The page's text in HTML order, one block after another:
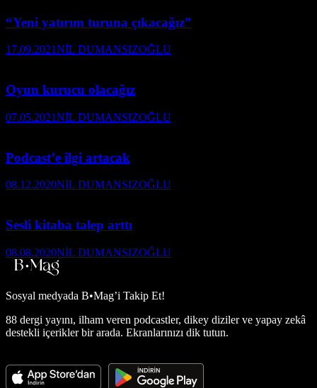
“Yeni yatırım turuna çıkacağız”
17.09.2021NİL DUMANSIZOĞLU
Oyun kurucu olacağız
07.05.2021NİL DUMANSIZOĞLU
Podcast’e ilgi artacak
08.12.2020NİL DUMANSIZOĞLU
Sesli kitaba talep arttı
08.08.2020NİL DUMANSIZOĞLU
Sosyal medyada B•Mag’i Takip Et!
88 dergi yayını, ilham veren podcastler, dikey diziler ve yapay zekâ
destekli içerikler bir arada. Ekranlarınızı dik tutun.